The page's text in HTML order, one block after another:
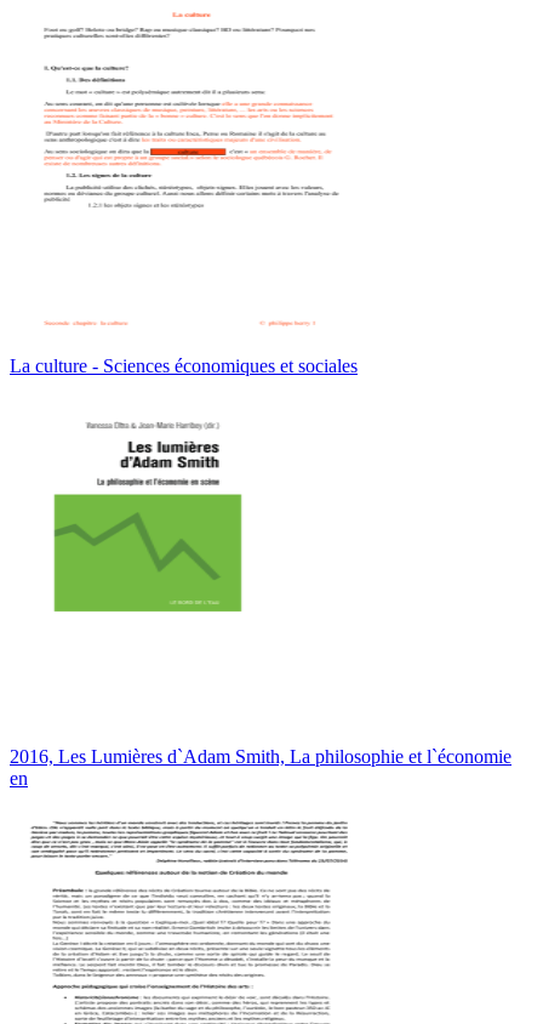
La culture - Sciences économiques et sociales
2016, Les Lumières d`Adam Smith, La philosophie et l`économie
en